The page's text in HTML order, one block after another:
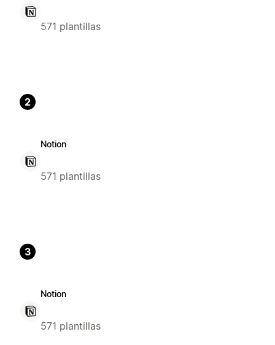
571 plantillas
2
Notion
571 plantillas
3
Notion
571 plantillas